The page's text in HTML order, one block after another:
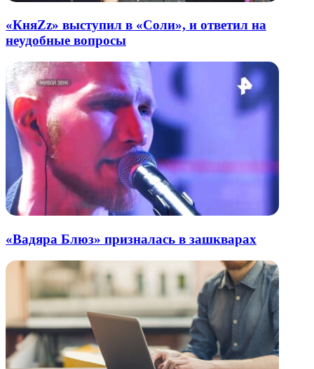
«КняZz» выступил в «Соли», и ответил на
неудобные вопросы
«Вадяра Блюз» призналась в зашкварах